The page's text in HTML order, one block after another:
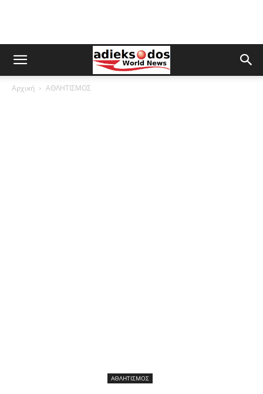
Αρχική ΑΘΛΗΤΙΣΜΟΣ
ΑΘΛΗΤΙΣΜΟΣ